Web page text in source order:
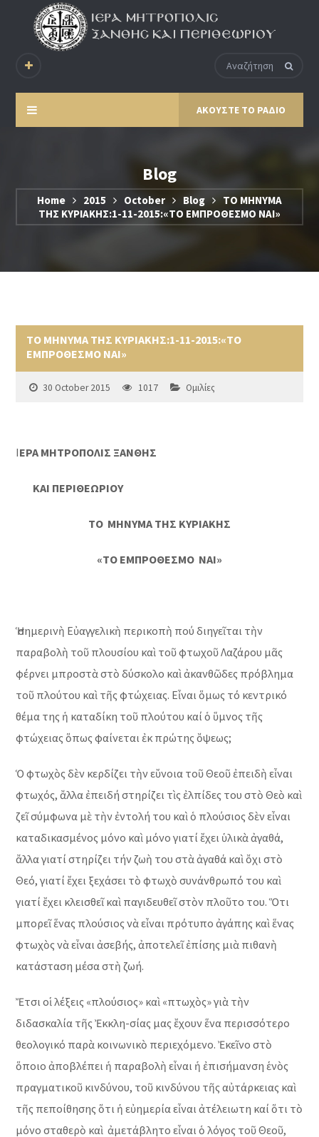
ΑΚΟΥΣΤΕ ΤΟ ΡΑΔΙΟ
Blog
Home 2015 October Blog
ΤΟ ΜΗΝΥΜΑ
ΤΗΣ ΚΥΡΙΑΚΗΣ:1-11-2015:«ΤΟ ΕΜΠΡΟΘΕΣΜΟ ΝΑΙ»
ΤΟ ΜΗΝΥΜΑ ΤΗΣ ΚΥΡΙΑΚΗΣ:1-11-2015:«ΤΟ
ΕΜΠΡΟΘΕΣΜΟ ΝΑΙ»
30 October 2015 1017 Ομιλίες
ΙΕΡΑ ΜΗΤΡΟΠΟΛΙΣ ΞΑΝΘΗΣ
ΚΑΙ ΠΕΡΙΘΕΩΡΙΟΥ
ΤΟ ΜΗΝΥΜΑ ΤΗΣ ΚΥΡΙΑΚΗΣ
«ΤΟ ΕΜΠΡΟΘΕΣΜΟ ΝΑΙ»
Ἡ σημερινὴ Εὐαγγελικὴ περικοπὴ πού διηγεῖται τὴν
παραβολὴ τοῦ πλουσίου καὶ τοῦ φτωχοῦ Λαζάρου μᾶς
φέρνει μπροστὰ στὸ δύσκολο καὶ ἀκανθῶδες πρόβλημα
τοῦ πλούτου καὶ τῆς φτώχειας. Εἶναι ὅμως τό κεντρικό
θέμα της ἡ καταδίκη τοῦ πλούτου καί ὁ ὕμνος τῆς
φτώχειας ὅπως φαίνεται ἐκ πρώτης ὄψεως;
Ὁ φτωχὸς δὲν κερδίζει τὴν εὔνοια τοῦ Θεοῦ ἐπειδὴ εἶναι
φτωχός, ἄλλα ἐπειδή στηρίζει τὶς ἐλπίδες του στὸ Θεὸ καὶ
ζεῖ σύμφωνα μὲ τὴν ἐντολή του καὶ ὁ πλούσιος δὲν εἶναι
καταδικασμένος μόνο καὶ μόνο γιατί ἔχει ὑλικὰ ἀγαθά,
ἄλλα γιατί στηρίζει τήν ζωὴ του στὰ ἀγαθά καὶ ὄχι στὸ
Θεό, γιατί ἔχει ξεχάσει τὸ φτωχὸ συνάνθρωπό του καὶ
γιατί ἔχει κλεισθεῖ καὶ παγιδευθεῖ στὸν πλοῦτο του. Ὅτι
μπορεῖ ἕνας πλούσιος νὰ εἶναι πρότυπο ἀγάπης καὶ ἕνας
φτωχὸς νὰ εἶναι ἀσεβής, ἀποτελεῖ ἐπίσης μιὰ πιθανὴ
κατάσταση μέσα στὴ ζωή.
Ἔτσι οἱ λέξεις «πλούσιος» καὶ «πτωχὸς» γιὰ τὴν
διδασκαλία τῆς Ἐκκλη-σίας μας ἔχουν ἕνα περισσότερο
θεολογικό παρὰ κοινωνικὸ περιεχόμενο. Ἐκεῖνο στὸ
ὅποιο ἀποβλέπει ἡ παραβολὴ εἶναι ἡ ἐπισήμανση ἑνὸς
πραγματικοῦ κινδύνου, τοῦ κινδύνου τῆς αὐτάρκειας καὶ
τῆς πεποίθησης ὅτι ἡ εὐημερία εἶναι ἀτέλειωτη καί ὅτι τὸ
μόνο σταθερὸ καὶ ἀμετάβλητο εἶναι ὁ λόγος τοῦ Θεοῦ,